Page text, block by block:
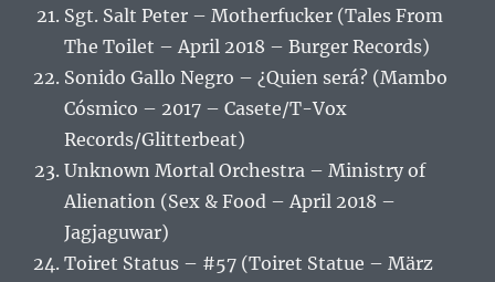
Sgt. Salt Peter – Motherfucker (Tales From
The Toilet – April 2018 – Burger Records)
Sonido Gallo Negro – ¿Quien será? (Mambo
Cósmico – 2017 – Casete/T-Vox
Records/Glitterbeat)
Unknown Mortal Orchestra – Ministry of
Alienation (Sex & Food – April 2018 –
Jagjaguwar)
Toiret Status – #57 (Toiret Statue – März